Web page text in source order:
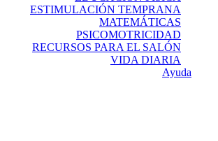
ESTIMULACIÓN TEMPRANA
MATEMÁTICAS
PSICOMOTRICIDAD
RECURSOS PARA EL SALÓN
VIDA DIARIA
Ayuda